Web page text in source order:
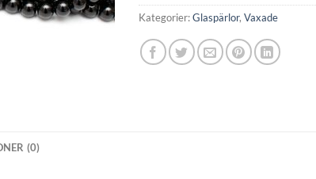
Kategorier:Glaspärlor, Vaxade
(0)